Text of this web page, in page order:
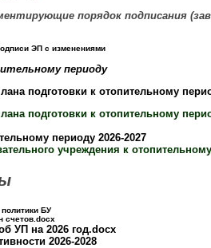
порядок подписания
ЭП с изменениями
периоду
подготовки к отопительному
подготовки к отопительному
периоду 2026-2027
учреждения к
БУ
счетов.docx
УП на 2026 год.docx
2026-2028